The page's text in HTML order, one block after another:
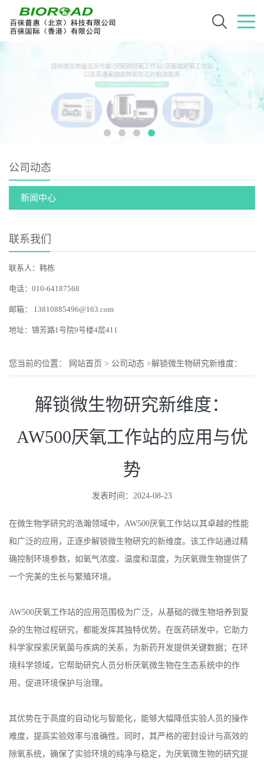
公司动态
新闻中心
联系我们
联系人：韩栋
电话：010-64187568
邮箱： 13810885496@163.com
地址：锦芳路1号院9号楼4层411
您当前的位置： 网站首页 > 公司动态 >解锁微生物研究新维度：
解锁微生物研究新维度：
AW500厌氧工作站的应用与优
势
发表时间：2024-08-23
在微生物学研究的浩瀚领域中，AW500厌氧工作站以其卓越的性能
和广泛的应用，正逐步解锁微生物研究的新维度。该工作站通过精
确控制环境参数，如氧气浓度、温度和湿度，为厌氧微生物提供了
一个完美的生长与繁殖环境。
AW500厌氧工作站的应用范围极为广泛，从基础的微生物培养到复
杂的生物过程研究，都能发挥其独特优势。在医药研发中，它助力
科学家探索厌氧菌与疾病的关系，为新药开发提供关键数据；在环
境科学领域，它帮助研究人员分析厌氧微生物在生态系统中的作
用，促进环境保护与治理。
其优势在于高度的自动化与智能化，能够大幅降低实验人员的操作
难度，提高实验效率与准确性。同时，其严格的密封设计与高效的
除氧系统，确保了实验环境的纯净与稳定，为厌氧微生物的研究提